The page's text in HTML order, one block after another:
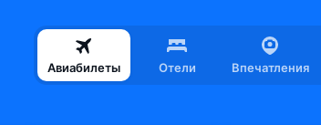
Авиабилеты Отели Впечатления